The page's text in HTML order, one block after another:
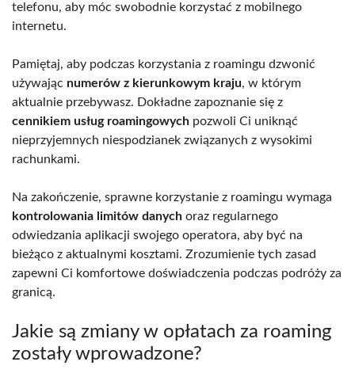
telefonu, aby móc swobodnie korzystać z mobilnego
internetu.
Pamiętaj, aby podczas korzystania z roamingu dzwonić
używając numerów z kierunkowym kraju, w którym
aktualnie przebywasz. Dokładne zapoznanie się z
cennikiem usług roamingowych pozwoli Ci uniknąć
nieprzyjemnych niespodzianek związanych z wysokimi
rachunkami.
Na zakończenie, sprawne korzystanie z roamingu wymaga
kontrolowania limitów danych oraz regularnego
odwiedzania aplikacji swojego operatora, aby być na
bieżąco z aktualnymi kosztami. Zrozumienie tych zasad
zapewni Ci komfortowe doświadczenia podczas podróży za
granicą.
Jakie są zmiany w opłatach za roaming
zostały wprowadzone?